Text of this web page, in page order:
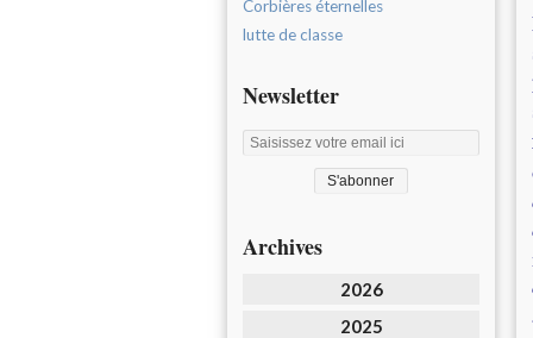
Corbières éternelles
lutte de classe
Newsletter
Archives
2026
2025